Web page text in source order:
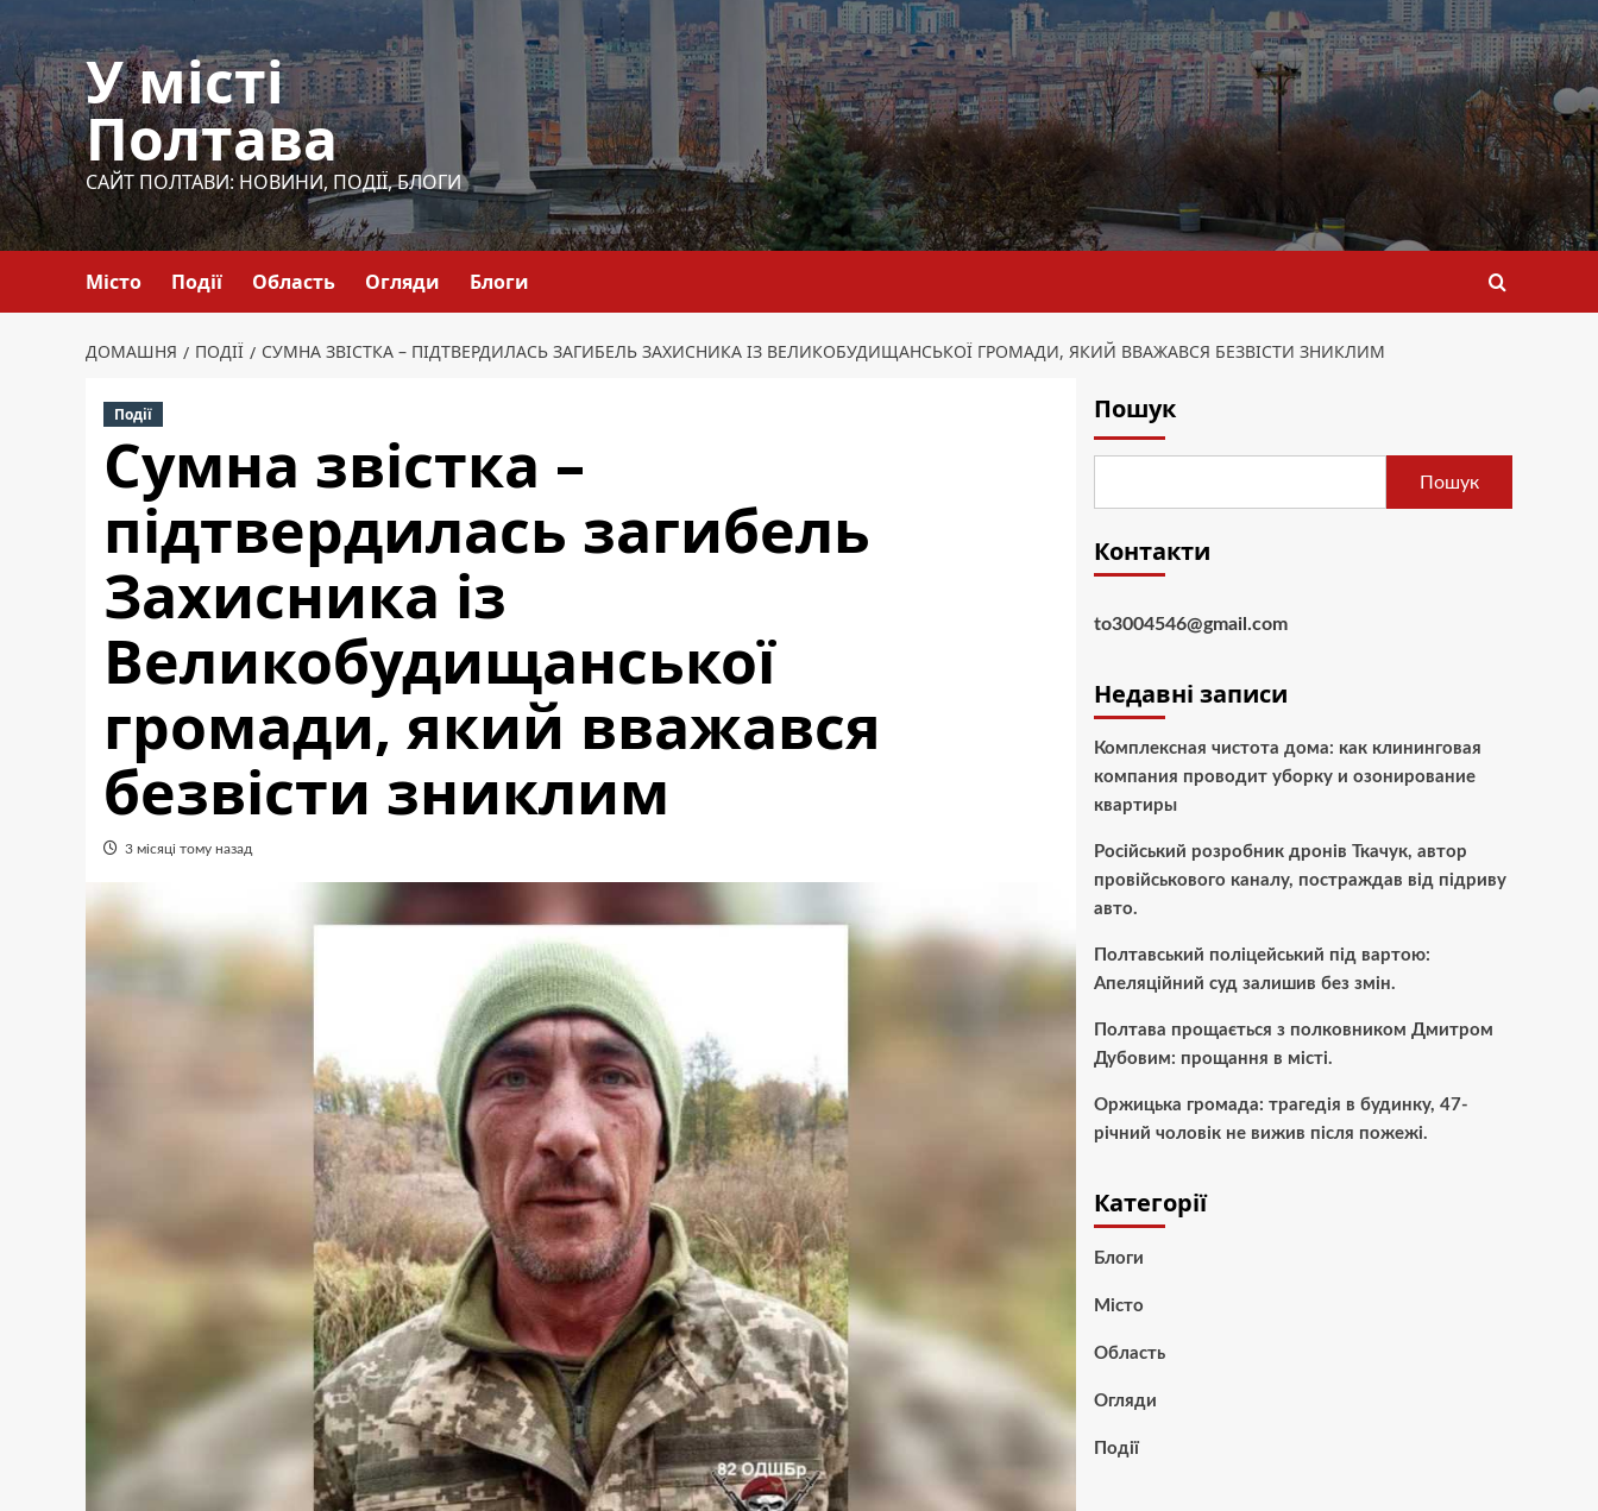
до
вмісту
У місті
Полтава
САЙТ ПОЛТАВИ: НОВИНИ, ПОДІЇ, БЛОГИ
Місто Події Область Огляди Блоги
ДОМАШНЯ ПОДІЇ СУМНА ЗВІСТКА – ПІДТВЕРДИЛАСЬ ЗАГИБЕЛЬ ЗАХИСНИКА ІЗ ВЕЛИКОБУДИЩАНСЬКОЇ ГРОМАДИ, ЯКИЙ ВВАЖАВСЯ БЕЗВІСТИ ЗНИКЛИМ
Події
Сумна звістка –
підтвердилась загибель
Захисника із
Великобудищанської
громади, який вважався
безвісти зниклим
3 місяці тому назад
Пошук
Пошук
Контакти
to3004546@gmail.com
Недавні записи
Комплексная чистота дома: как клининговая
компания проводит уборку и озонирование
квартиры
Російський розробник дронів Ткачук, автор
провійськового каналу, постраждав від підриву
авто.
Полтавський поліцейський під вартою:
Апеляційний суд залишив без змін.
Полтава прощається з полковником Дмитром
Дубовим: прощання в місті.
Оржицька громада: трагедія в будинку, 47-
річний чоловік не вижив після пожежі.
Категорії
Блоги
Місто
Область
Огляди
Події